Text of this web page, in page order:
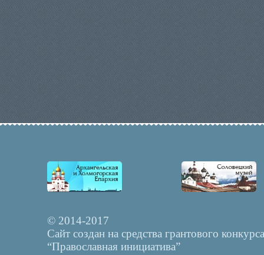
© 2014-2017
Сайт создан на средства грантового конкурса
“Православная инициатива”